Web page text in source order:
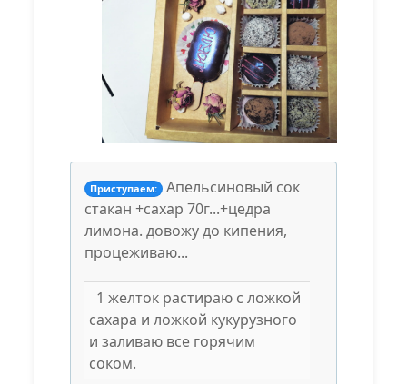
Приступаем:
Апельсиновый сок
стакан +сахар 70г...+цедра
лимона. довожу до кипения,
процеживаю...
1 желток растираю с ложкой
сахара и ложкой кукурузного
и заливаю все горячим
соком.